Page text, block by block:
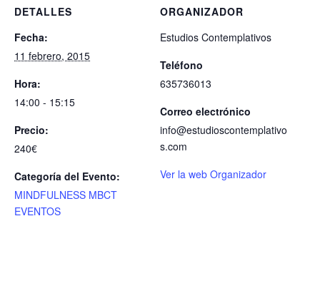
DETALLES
Fecha:
11 febrero, 2015
Hora:
14:00 - 15:15
Precio:
240€
Categoría del Evento:
MINDFULNESS MBCT
EVENTOS
ORGANIZADOR
Estudios Contemplativos
Teléfono
635736013
Correo electrónico
info@estudioscontemplativo
s.com
Ver la web Organizador